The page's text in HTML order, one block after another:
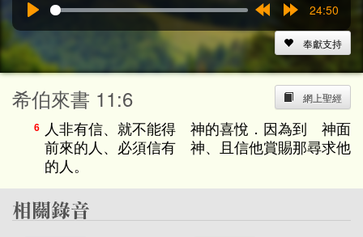
15s
15s
24:50
奉獻支持
網上聖經
希伯來書 11:6
6
人非有信、就不能得 神的喜悅．因為到 神面
前來的人、必須信有 神、且信他賞賜那尋求他
的人。